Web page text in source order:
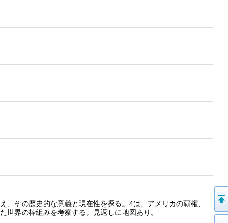
その歴史的な意義と現在性を探る。4は、アメリカの覇権、
世界の枠組みを考察する。見返しに地図あり。